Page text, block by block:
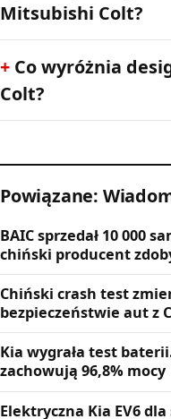
Mitsubishi Colt?
Co wyróżnia
Colt?
Powiązane:
BAIC sprzedał 10 000
chiński producent
Chiński crash test
bezpieczeństwie aut z
Kia wygrała test
zachowują 96,8% mocy
Elektryczna Kia EV6